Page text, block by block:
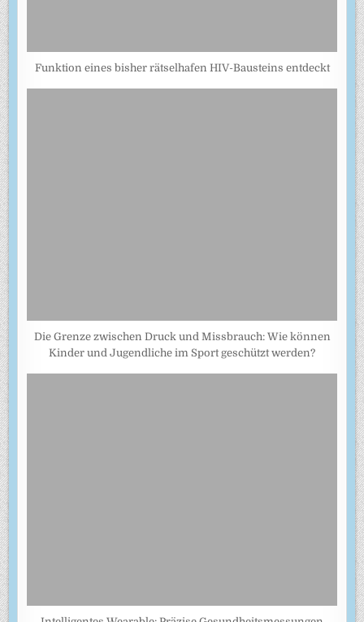
Funktion eines bisher rätselhafen HIV-Bausteins entdeckt
Die Grenze zwischen Druck und Missbrauch: Wie können
Kinder und Jugendliche im Sport geschützt werden?